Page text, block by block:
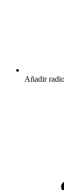
Añadir